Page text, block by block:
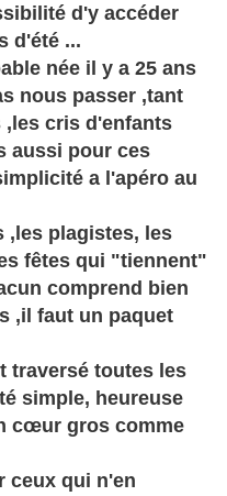
d'y accéder
d'été ...
née il y a 25 ans
nous passer ,tant
cris d'enfants
aussi pour ces
a l'apéro au
,les plagistes, les
fêtes qui "tiennent"
comprend bien
,il faut un paquet
traversé toutes les
simple, heureuse
cœur gros comme
ceux qui n'en